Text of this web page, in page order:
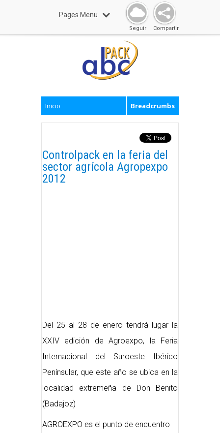
Pages Menu
Compartir
Seguir
Inicio Breadcrumbs
Controlpack en la feria del
sector agrícola Agropexpo
2012
Del 25 al 28 de enero tendrá lugar la
XXIV edición de Agroexpo, la Feria
Internacional del Suroeste Ibérico
Penínsular, que este año se ubica en la
localidad extremeña de Don Benito
(Badajoz)
AGROEXPO es el punto de encuentro